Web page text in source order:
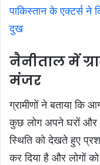
पाकिस्तान के एक्टर्स ने
दुख
नैनीताल में
मंजर
ग्रामीणों ने बताया
कुछ लोग अपने घरों और
स्थिति को देखते हुए
कर दिया है और लोगों